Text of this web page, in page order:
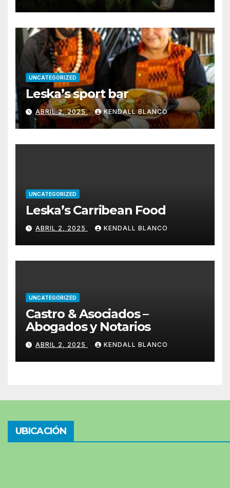
UNCATEGORIZED
Leska’s sport bar
ABRIL 2, 2025 KENDALL BLANCO
UNCATEGORIZED
Leska’s Carribean Food
ABRIL 2, 2025 KENDALL BLANCO
UNCATEGORIZED
Castro & Asociados –
Abogados y Notarios
ABRIL 2, 2025 KENDALL BLANCO
UBICACIÓN